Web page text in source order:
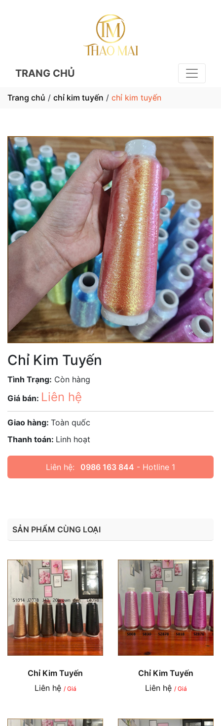
TRANG CHỦ
Trang chủ / chỉ kim tuyến / chỉ kim tuyến
Chỉ Kim Tuyến
Tình Trạng: Còn hàng
Giá bán: Liên hệ
Giao hàng: Toàn quốc
Thanh toán: Linh hoạt
Liên hệ: 0986 163 844 - Hotline 1
SẢN PHẨM CÙNG LOẠI
Chỉ Kim Tuyến
Liên hệ / Giá
Chỉ Kim Tuyến
Liên hệ / Giá